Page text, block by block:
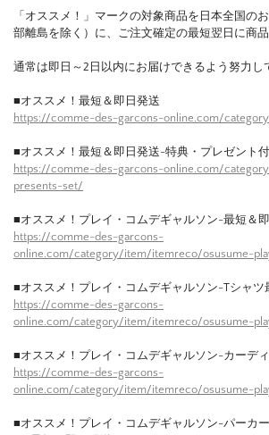
「オススメ！」マークの対象商品を日本全国の
部離島を除く）に、ご注文確定の最短翌日に商品
通常は即日～2日以内にお届けできるよう努力し
■オススメ！最短＆即日発送
https://comme-des-garcons-online.com/
■オススメ！最短＆即日発送-特典・プレゼント
https://comme-des-garcons-online.com/
presents-set/
■オススメ！プレイ・コムデギャルソン-最短＆
https://comme-des-garcons-
online.com/category/item/itemreco/osusume-
■オススメ！プレイ・コムデギャルソン-Tシャ
https://comme-des-garcons-
online.com/category/item/itemreco/osusume-
■オススメ！プレイ・コムデギャルソン-カーデ
https://comme-des-garcons-
online.com/category/item/itemreco/osusume-
■オススメ！プレイ・コムデギャルソン-パーカ